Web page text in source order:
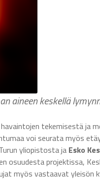
aineen keskellä
tekemisestä ja
voi seurata myös
yliopistosta ja Esko
osuudesta projektissa,
myös vastaavat yleisön